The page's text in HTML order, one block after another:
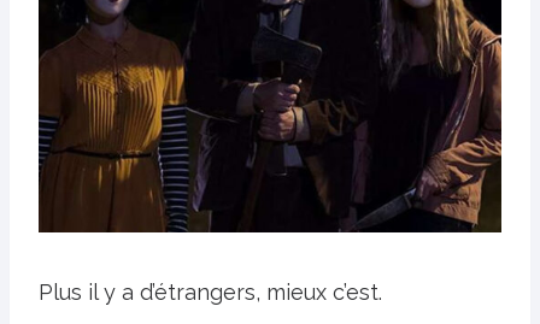
Plus il y a d’étrangers, mieux c’est.